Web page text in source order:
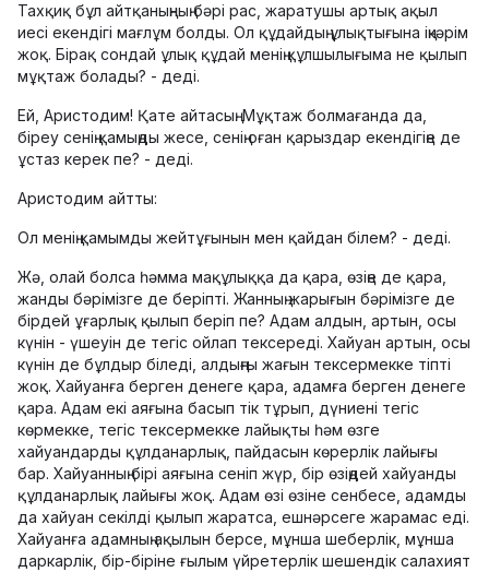
Тахқиқ бұл айтқаныңның бәрі рас, жаратушы артық ақыл
иесі екендігі мағлұм болды. Ол құдайдың ұлықтығына іңкәрім
жоқ. Бірақ сондай ұлық құдай менің құлшылығыма не қылып
мұқтаж болады? - деді.
Ей, Аристодим! Қате айтасың. Мұқтаж болмағанда да,
біреу сенің қамыңды жесе, сенің оған қарыздар екендігіңе де
ұстаз керек пе? - деді.
Аристодим айтты:
Ол менің қамымды жейтұғынын мен қайдан білем? - деді.
Жә, олай болса һәмма мақұлыққа да қара, өзіңе де қара,
жанды бәрімізге де беріпті. Жанның жарығын бәрімізге де
бірдей ұғарлық қылып беріп пе? Адам алдын, артын, осы
күнін - үшеуін де тегіс ойлап тексереді. Хайуан артын, осы
күнін де бұлдыр біледі, алдыңғы жағын тексермекке тіпті
жоқ. Хайуанға берген денеге қара, адамға берген денеге
қара. Адам екі аяғына басып тік тұрып, дүниені тегіс
көрмекке, тегіс тексермекке лайықты һәм өзге
хайуандарды құлданарлық, пайдасын көрерлік лайығы
бар. Хайуанның бірі аяғына сеніп жүр, бір өзіңдей хайуанды
құлданарлық лайығы жоқ. Адам өзі өзіне сенбесе, адамды
да хайуан секілді қылып жаратса, ешнәрсеге жарамас еді.
Хайуанға адамның ақылын берсе, мұнша шеберлік, мұнша
даркарлік, бір-біріне ғылым үйретерлік шешендік салахият